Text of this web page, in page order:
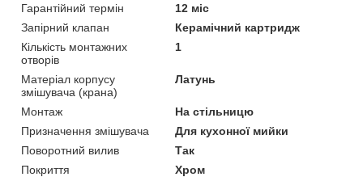
Гарантійний термін
12 міс
Запірний клапан
Керамічний картридж
Кількість монтажних
отворів
1
Матеріал корпусу
змішувача (крана)
Латунь
Монтаж
На стільницю
Призначення змішувача
Для кухонної мийки
Поворотний вилив
Так
Покриття
Хром